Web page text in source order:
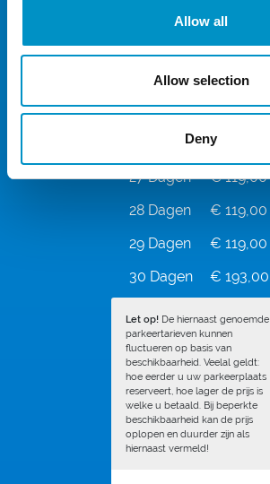
Allow all
Allow selection
Deny
23 Dagen
€ 119,00
24 Dagen
€ 119,00
25 Dagen
€ 119,00
26 Dagen
€ 119,00
27 Dagen
€ 119,00
28 Dagen
€ 119,00
29 Dagen
€ 119,00
30 Dagen
€ 193,00
Let op! De hiernaast genoemde
parkeertarieven kunnen
fluctueren op basis van
beschikbaarheid. Veelal geldt:
hoe eerder u uw parkeerplaats
reserveert, hoe lager de prijs is
welke u betaald. Bij beperkte
beschikbaarheid kan de prijs
oplopen en duurder zijn als
hiernaast vermeld!